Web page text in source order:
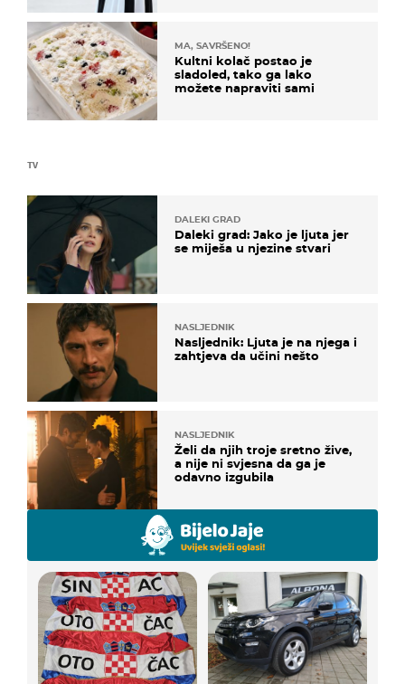
TV
DALEKI GRAD
Daleki grad: Jako je ljuta jer
se miješa u njezine stvari
NASLJEDNIK
Nasljednik: Ljuta je na njega i
zahtjeva da učini nešto
NASLJEDNIK
Želi da njih troje sretno žive,
a nije ni svjesna da ga je
odavno izgubila
MA, SAVRŠENO!
Kultni kolač postao je
sladoled, tako ga lako
možete napraviti sami